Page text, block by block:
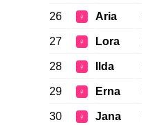
26 ♀ Aria
27 ♀ Lora
28 ♀ Ilda
29 ♀ Erna
30 ♀ Jana